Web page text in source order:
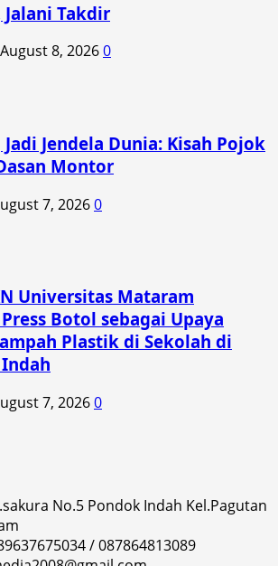
Jalani Takdir
August 8, 20260
Jendela Dunia: Kisah Pojok
Montor
7, 20260
Universitas Mataram
Botol sebagai Upaya
Plastik di Sekolah di
7, 20260
No.5 Pondok Indah Kel.Pagutan
/ 087864813089